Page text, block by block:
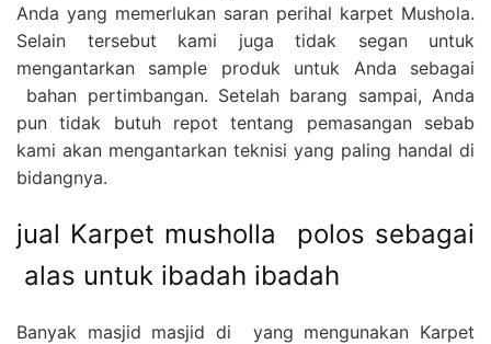
Anda yang memerlukan saran perihal karpet Mushola.
Selain tersebut kami juga tidak segan untuk
mengantarkan sample produk untuk Anda sebagai
bahan pertimbangan. Setelah barang sampai, Anda
pun tidak butuh repot tentang pemasangan sebab
kami akan mengantarkan teknisi yang paling handal di
bidangnya.
jual Karpet musholla polos sebagai
alas untuk ibadah ibadah
Banyak masjid masjid di yang mengunakan Karpet